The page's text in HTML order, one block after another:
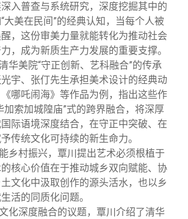
入普查与系统研究，深度挖掘其中的
大美在民间”的经典认知，当每个人被
，这份审美力量就能转化为推动社会
，成为新质生产力发展的重要支撑。
华美院“守正创新、艺科融合”的传承
宇、张仃先生承担美术设计的经典动
哪吒闹海》等作品为例，指出这些作
加索加城隍庙”式的跨界融合，将深厚
际语境深度结合，在守正中突破、在
传统文化可持续的新生命力。
乡村振兴，覃川提出艺术必须根植于
核心价值在于推动城乡双向赋能、协
文化中汲取创作的源头活水，也以乡
活的同质化问题。
化深度融合的议题，覃川介绍了清华